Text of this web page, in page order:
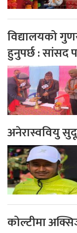
विद्यालयको
हुनुपर्छ : सांसद
अनेरास्ववियु
कोल्टीमा